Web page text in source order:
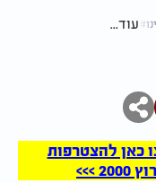
עוד...
כאן להצטרפות